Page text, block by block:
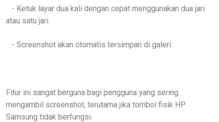
- Ketuk layar dua kali dengan cepat menggunakan dua jari
atau satu jari.
- Screenshot akan otomatis tersimpan di galeri.
Fitur ini sangat berguna bagi pengguna yang sering
mengambil screenshot, terutama jika tombol fisik HP
Samsung tidak berfungsi.